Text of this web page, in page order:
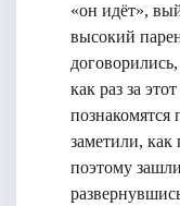
«он идёт»,
высокий
как раз за
заметили,
поэтому